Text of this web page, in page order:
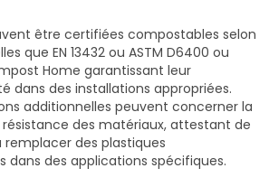
être certifiées compostables selon
que EN 13432 ou ASTM D6400 ou
Home garantissant leur
dans des installations appropriées.
additionnelles peuvent concerner la
des matériaux, attestant de
des plastiques
dans des applications spécifiques.